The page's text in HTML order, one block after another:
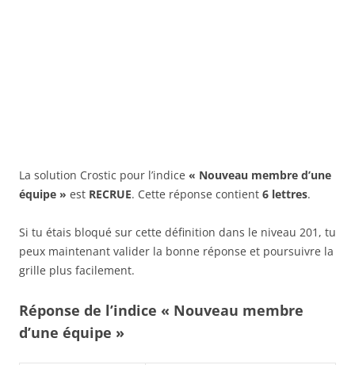
La solution Crostic pour l’indice « Nouveau membre d’une
équipe » est RECRUE. Cette réponse contient 6 lettres.
Si tu étais bloqué sur cette définition dans le niveau 201, tu
peux maintenant valider la bonne réponse et poursuivre la
grille plus facilement.
Réponse de l’indice « Nouveau membre
d’une équipe »